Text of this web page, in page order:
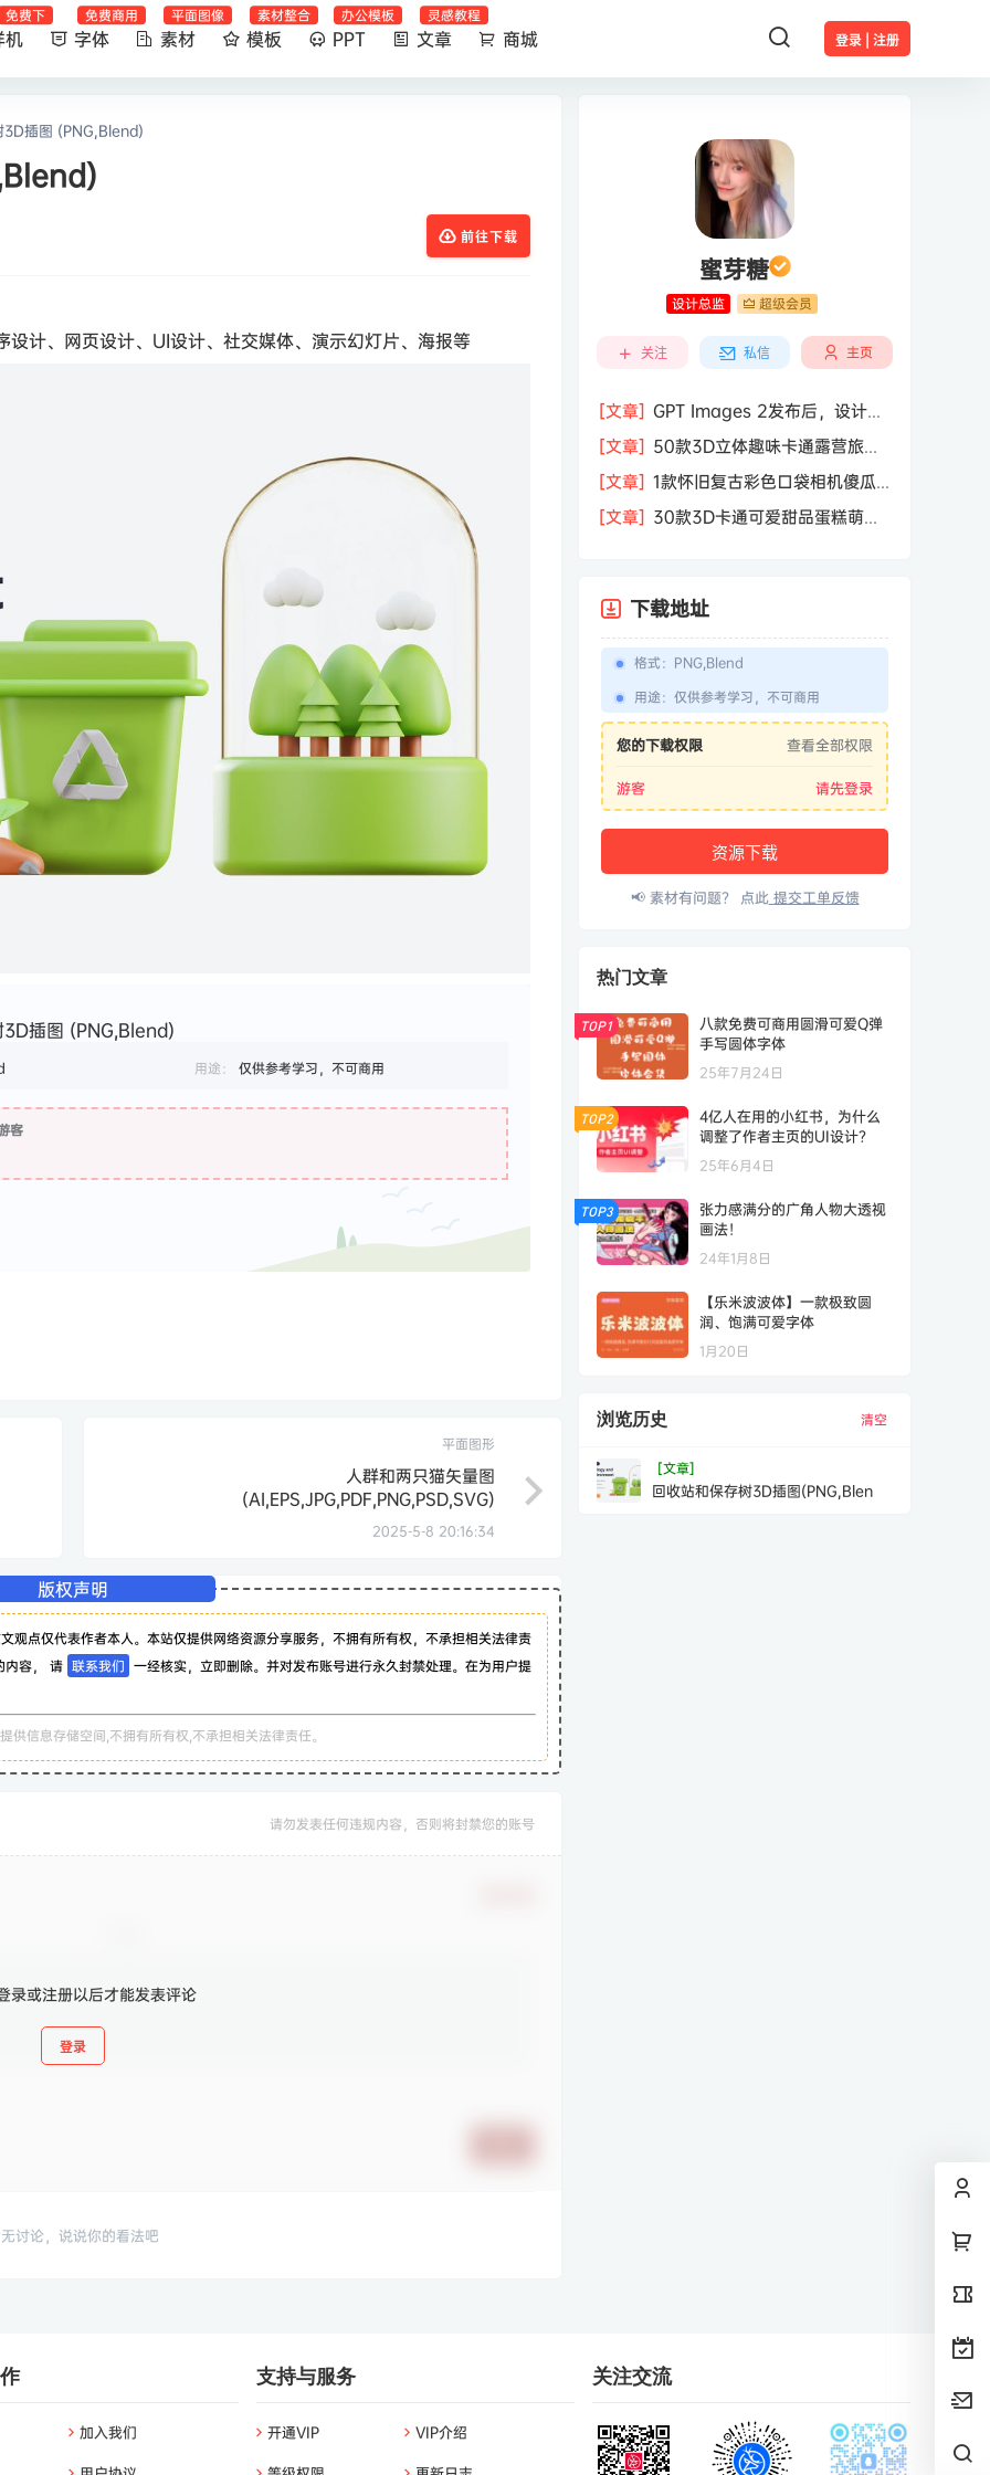
登录 | 注册
机
免费下
字体
免费商用
素材
平面图像
模板
素材整合
PPT
办公模板
文章
灵感教程
商城
3D插图 (PNG,Blend)
前往下载
计、网页设计、UI设计、社交媒体、演示幻灯片、海报等
3D插图 (PNG,Blend)
用途： 仅供参考学习，不可商用
客
平面图形
人群和两只猫矢量图
(AI,EPS,JPG,PDF,PNG,PSD,SVG)
2025-5-8 20:16:34
版权声明
观点仅代表作者本人。本站仅提供网络资源分享服务，不拥有所有权，不承担相关法律责
内容， 请 联系我们 一经核实，立即删除。并对发布账号进行永久封禁处理。在为用户提
供信息存储空间,不拥有所有权,不承担相关法律责任。
请勿发表任何违规内容，否则将封禁您的账号
录或注册以后才能发表评论
登录
讨论，说说你的看法吧
蜜芽糖
设计总监 超级会员
关注 私信 主页
[文章] GPT Images 2发布后，设计行
业的天真的塌了？
[文章] 50款3D立体趣味卡通露营旅行
度假旅游装备插图插画PNG免抠图片素
材图
[文章] 1款怀旧复古彩色口袋相机傻瓜
相机屏幕模型PSD模板样机效果图素材
[文章] 30款3D卡通可爱甜品蛋糕萌趣
下载地址
格式： PNG,Blend
用途： 仅供参考学习，不可商用
您的下载权限 查看全部权限
游客 请先登录
资源下载
📢 素材有问题？ 点此提交工单反馈
热门文章
TOP1
八款免费可商用圆滑可爱Q弹
手写圆体字体
25年7月24日
TOP2
4亿人在用的小红书，为什么
调整了作者主页的UI设计？
25年6月4日
TOP3
张力感满分的广角人物大透视
画法！
24年1月8日
【乐米波波体】一款极致圆
润、饱满可爱字体
1月20日
浏览历史 清空
[文章]
回收站和保存树3D插图(PNG,Blen
加入我们
支持与服务
开通VIP VIP介绍
关注交流